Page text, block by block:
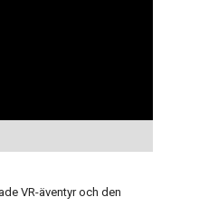
VR-äventyr och den